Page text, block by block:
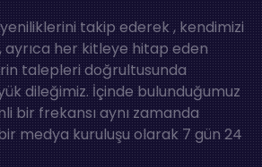
takip ederek , kendimizi
ayrıca her kitleye hitap eden
talepleri doğrultusunda
dileğimiz. İçinde bulunduğumuz
bir frekansı aynı zamanda
medya kuruluşu olarak 7 gün 24